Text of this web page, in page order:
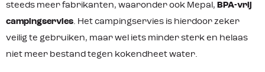
steeds meer fabrikanten, waaronder ook Mepal, BPA-vrij
campingservies. Het campingservies is hierdoor zeker
veilig te gebruiken, maar wel iets minder sterk en helaas
niet meer bestand tegen kokendheet water.